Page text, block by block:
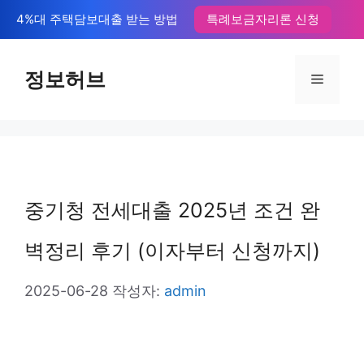
텐
4%대 주택담보대출 받는 방법 특례보금자리론 신청
정보허브 메
중기청 전세대출 2025년 조건 완
벽정리 후기 (이자부터 신청까지)
2025-06-28 작성자: admin